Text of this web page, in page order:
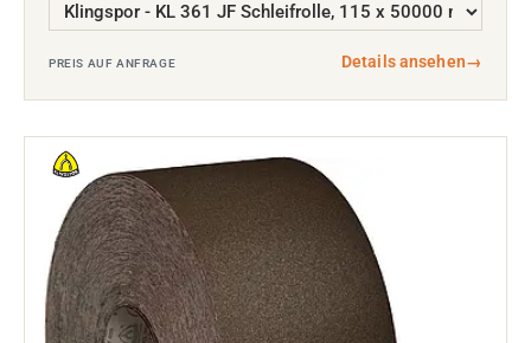
PREIS AUF ANFRAGE Details ansehen→